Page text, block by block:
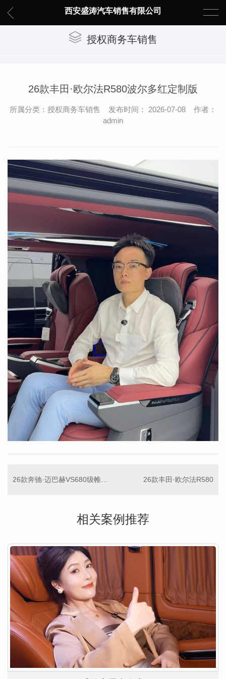
西安盛涛汽车销售有限公司
授权商务车销售
26款丰田·欧尔法R580波尔多红定制版
所属分类：授权商务车销售 发布时间： 2026-07-08 作者：
admin
26款丰田·欧尔法R580
相关案例推荐